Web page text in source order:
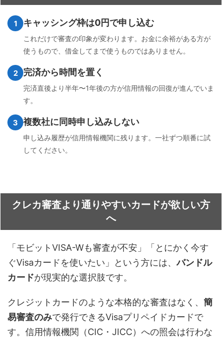
1 キャッシング枠は0円で申し込む
これだけで審査の印象が変わります。お金に余裕がある方が
使うもので、借金してまで使うものではありません。
2 完済から時間を置く
完済直後より半年〜1年後の方が信用情報の回復が進んでいま
す。
3 複数社に同時申し込みしない
申し込み履歴が信用情報機関に残ります。一社ずつ順番に試
してください。
クレカ審査より通りやすいカードが欲しい方
へ
「モビットVISA-Wも審査が不安」「とにかく今す
ぐVisaカードを使いたい」という方には、バンドル
カードが現実的な選択肢です。
クレジットカードのような本格的な審査はなく、 簡
易審査のみで発行できるVisaプリペイドカードで
す。信用情報機関（CIC・JICC）への照会は行わな